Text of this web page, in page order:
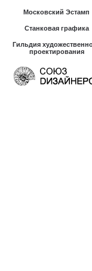
Московский Эстамп
Станковая графика
Гильдия
проектирования